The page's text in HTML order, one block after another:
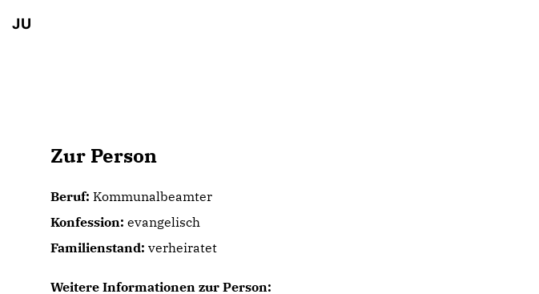
JU
Zur Person
Beruf: Kommunalbeamter
Konfession: evangelisch
Familienstand: verheiratet
Weitere Informationen zur Person: